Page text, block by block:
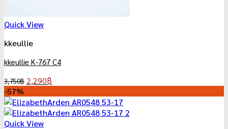
Quick View
kkeullie
kkeullie K-767 C4
3,750฿ Original
was:
3,750฿.
2,290฿
is:
2,290฿.
-57%
Quick View